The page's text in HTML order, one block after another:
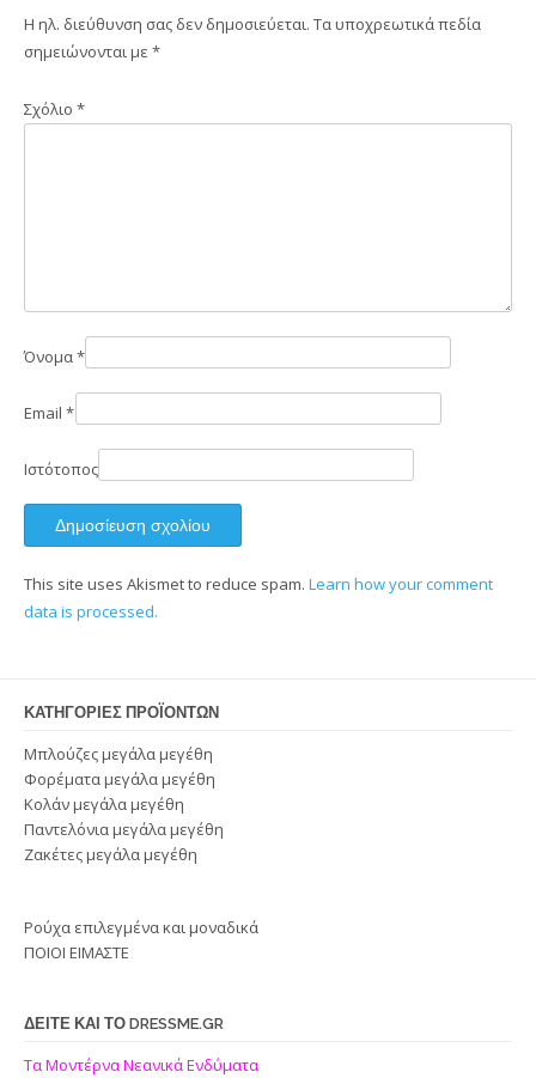
Η ηλ. διεύθυνση σας δεν δημοσιεύεται. Τα υποχρεωτικά πεδία
σημειώνονται με *
Σχόλιο *
Όνομα*
Email *
Ιστότοπος
This site uses Akismet to reduce spam. Learn how your comment
data is processed.
ΚΑΤΗΓΟΡΊΕΣ ΠΡΟΪΌΝΤΩΝ
Μπλούζες μεγάλα μεγέθη
Φορέματα μεγάλα μεγέθη
Κολάν μεγάλα μεγέθη
Παντελόνια μεγάλα μεγέθη
Ζακέτες μεγάλα μεγέθη
Ρούχα επιλεγμένα και μοναδικά
ΠΟΙΟΙ ΕΙΜΑΣΤΕ
ΔΕΙΤΕ ΚΑΙ ΤΟ DRESSME.GR
Τα Μοντέρνα Νεανικά Ενδύματα